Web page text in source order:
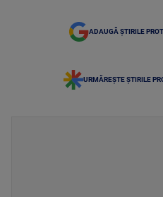
ADAUGĂ ȘTIRILE
URMĂREȘTE ȘTIRILE